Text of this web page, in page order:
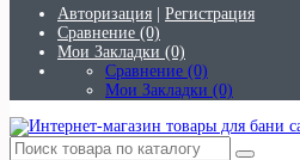
Авторизация
Регистрация
Сравнение (0)
Мои Закладки (0)
Сравнение (0)
Мои Закладки (0)